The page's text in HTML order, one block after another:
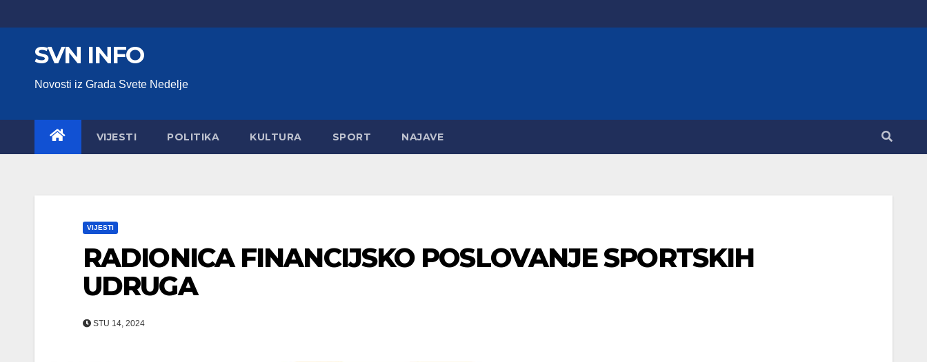
to
SVN INFO
Novosti iz Grada Svete Nedelje
VIJESTI POLITIKA KULTURA SPORT NAJAVE
VIJESTI
RADIONICA FINANCIJSKO POSLOVANJE SPORTSKIH
UDRUGA
STU 14, 2024